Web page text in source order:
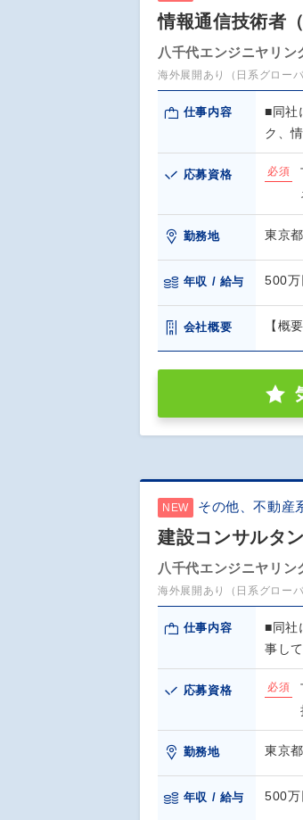
情報通信技術者（
八千代エンジニヤリン
海外展開あり（日系グローバ
仕事内容
■同社
ク、
応募資格 必須
勤務地 東京
年収 / 給与 500万
会社概要 【概
NEW その他、不動産
建設コンサルタ
八千代エンジニヤリン
海外展開あり（日系グローバ
仕事内容
■同社
事し
応募資格 必須
勤務地 東京
年収 / 給与 500万